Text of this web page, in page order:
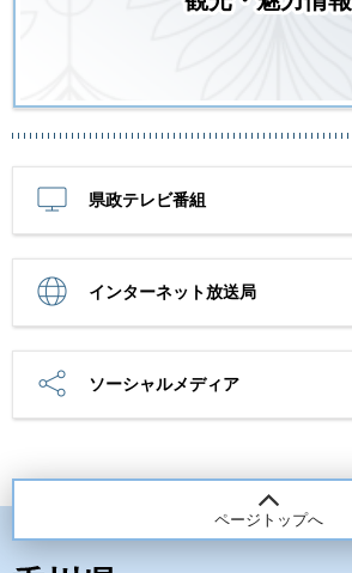
県政テレビ番組
インターネット放送局
ソーシャルメディア
ページトップへ